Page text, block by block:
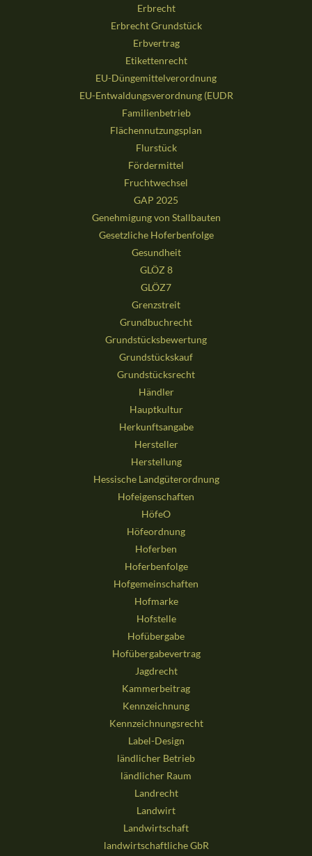
Erbrecht
Erbrecht Grundstück
Erbvertrag
Etikettenrecht
EU-Düngemittelverordnung
EU-Entwaldungsverordnung (EUDR
Familienbetrieb
Flächennutzungsplan
Flurstück
Fördermittel
Fruchtwechsel
GAP 2025
Genehmigung von Stallbauten
Gesetzliche Hoferbenfolge
Gesundheit
GLÖZ 8
GLÖZ7
Grenzstreit
Grundbuchrecht
Grundstücksbewertung
Grundstückskauf
Grundstücksrecht
Händler
Hauptkultur
Herkunftsangabe
Hersteller
Herstellung
Hessische Landgüterordnung
Hofeigenschaften
HöfeO
Höfeordnung
Hoferben
Hoferbenfolge
Hofgemeinschaften
Hofmarke
Hofstelle
Hofübergabe
Hofübergabevertrag
Jagdrecht
Kammerbeitrag
Kennzeichnung
Kennzeichnungsrecht
Label-Design
ländlicher Betrieb
ländlicher Raum
Landrecht
Landwirt
Landwirtschaft
landwirtschaftliche GbR